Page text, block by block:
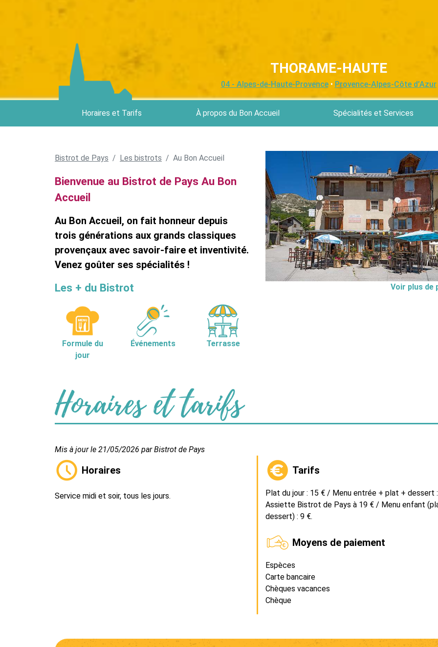
THORAME-HAUTE
04 - Alpes-de-Haute-Provence• Provence-Alpes-Côte d’Azur
Horaires et Tarifs À propos du Bon Accueil Spécialités et Services
Bistrot de Pays Les bistrots Au Bon Accueil
Bienvenue au Bistrot de Pays Au Bon
Accueil
Au Bon Accueil, on fait honneur depuis
trois générations aux grands classiques
provençaux avec savoir-faire et inventivité.
Venez goûter ses spécialités !
Les + du Bistrot
Formule du
jour
Événements Terrasse
Voir plus de
Horaires et tarifs
Mis à jour le 21/05/2026 par Bistrot de Pays
Horaires
Service midi et soir, tous les jours.
Tarifs
Plat du jour : 15 € / Menu entrée + plat + dessert
Assiette Bistrot de Pays à 19 € / Menu enfant
dessert) : 9 €.
Moyens de paiement
Espèces
Carte bancaire
Chèques vacances
Chèque